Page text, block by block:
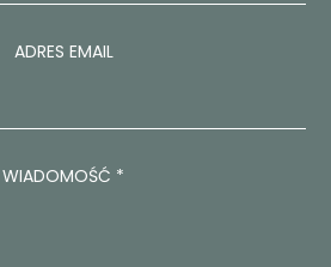
ADRES EMAIL
U
WIADOMOŚĆ *